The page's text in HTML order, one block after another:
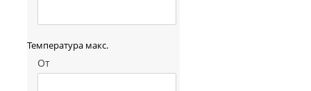
Температура макс.
От